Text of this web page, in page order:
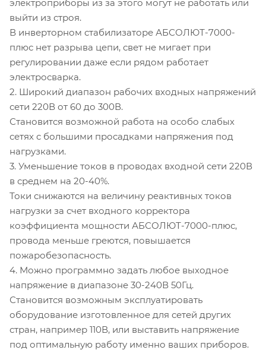
электроприборы из за этого могут не работать или
выйти из строя.
В инверторном стабилизаторе АБСОЛЮТ-7000-
плюс нет разрыва цепи, свет не мигает при
регулировании даже если рядом работает
электросварка.
2. Широкий диапазон рабочих входных напряжений
сети 220В от 60 до 300В.
Становится возможной работа на особо слабых
сетях с большими просадками напряжения под
нагрузками.
3. Уменьшение токов в проводах входной сети 220В
в среднем на 20-40%.
Токи снижаются на величину реактивных токов
нагрузки за счет входного корректора
коэффициента мощности АБСОЛЮТ-7000-плюс,
провода меньше греются, повышается
пожаробезопасность.
4. Можно программно задать любое выходное
напряжение в диапазоне 30-240В 50Гц.
Становится возможным эксплуатировать
оборудование изготовленное для сетей других
стран, например 110В, или выставить напряжение
под оптимальную работу именно ваших приборов.